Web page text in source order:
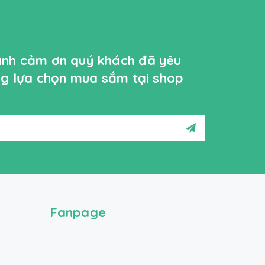
cảm ơn quý khách đã yêu
lựa chọn mua sắm tại shop
Fanpage